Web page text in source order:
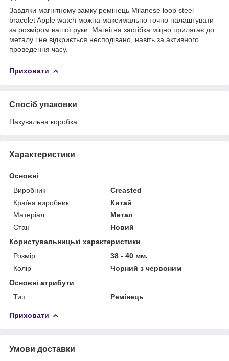
Завдяки магнітному замку ремінець Milanese loop steel
bracelet Apple watch можна максимально точно налаштувати
за розміром вашої руки. Магнітна застібка міцно прилягає до
металу і не відкриється несподівано, навіть за активного
проведення часу.
Приховати
Спосіб упаковки
Пакувальна коробка
Характеристики
Основні
Виробник
Creasted
Країна виробник
Китай
Матеріал
Метал
Стан
Новий
Користувальницькі характеристики
Розмір
38 - 40 мм.
Колір
Чорний з червоним
Основні атрибути
Тип
Ремінець
Приховати
Умови доставки